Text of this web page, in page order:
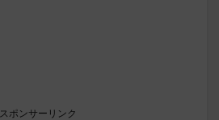
スポンサーリンク